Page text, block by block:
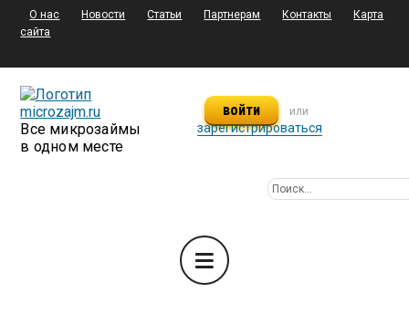
О нас Новости Статьи Партнерам Контакты
Карта
сайта
Все микрозаймы
в одном месте
войти или
зарегистрироваться